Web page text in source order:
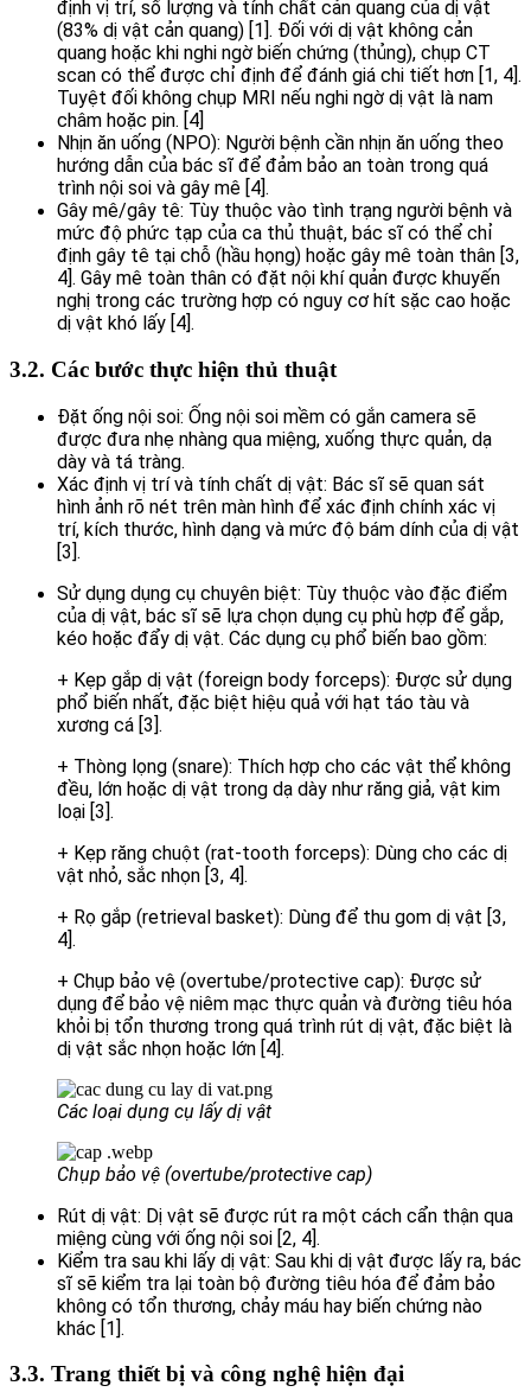
định vị trí, số lượng và tính chất cản quang của dị vật
(83% dị vật cản quang) [1]. Đối với dị vật không cản
quang hoặc khi nghi ngờ biến chứng (thủng), chụp CT
scan có thể được chỉ định để đánh giá chi tiết hơn [1, 4].
Tuyệt đối không chụp MRI nếu nghi ngờ dị vật là nam
châm hoặc pin. [4]
Nhịn ăn uống (NPO): Người bệnh cần nhịn ăn uống theo
hướng dẫn của bác sĩ để đảm bảo an toàn trong quá
trình nội soi và gây mê [4].
Gây mê/gây tê: Tùy thuộc vào tình trạng người bệnh và
mức độ phức tạp của ca thủ thuật, bác sĩ có thể chỉ
định gây tê tại chỗ (hầu họng) hoặc gây mê toàn thân [3,
4]. Gây mê toàn thân có đặt nội khí quản được khuyến
nghị trong các trường hợp có nguy cơ hít sặc cao hoặc
dị vật khó lấy [4].
3.2. Các bước thực hiện thủ thuật
Đặt ống nội soi: Ống nội soi mềm có gắn camera sẽ
được đưa nhẹ nhàng qua miệng, xuống thực quản, dạ
dày và tá tràng.
Xác định vị trí và tính chất dị vật: Bác sĩ sẽ quan sát
hình ảnh rõ nét trên màn hình để xác định chính xác vị
trí, kích thước, hình dạng và mức độ bám dính của dị vật
[3].
Sử dụng dụng cụ chuyên biệt: Tùy thuộc vào đặc điểm
của dị vật, bác sĩ sẽ lựa chọn dụng cụ phù hợp để gắp,
kéo hoặc đẩy dị vật. Các dụng cụ phổ biến bao gồm:
+ Kẹp gắp dị vật (foreign body forceps): Được sử dụng
phổ biến nhất, đặc biệt hiệu quả với hạt táo tàu và
xương cá [3].
+ Thòng lọng (snare): Thích hợp cho các vật thể không
đều, lớn hoặc dị vật trong dạ dày như răng giả, vật kim
loại [3].
+ Kẹp răng chuột (rat-tooth forceps): Dùng cho các dị
vật nhỏ, sắc nhọn [3, 4].
+ Rọ gắp (retrieval basket): Dùng để thu gom dị vật [3,
4].
+ Chụp bảo vệ (overtube/protective cap): Được sử
dụng để bảo vệ niêm mạc thực quản và đường tiêu hóa
khỏi bị tổn thương trong quá trình rút dị vật, đặc biệt là
dị vật sắc nhọn hoặc lớn [4].
Các loại dụng cụ lấy dị vật
Chụp bảo vệ (overtube/protective cap)
Rút dị vật: Dị vật sẽ được rút ra một cách cẩn thận qua
miệng cùng với ống nội soi [2, 4].
Kiểm tra sau khi lấy dị vật: Sau khi dị vật được lấy ra, bác
sĩ sẽ kiểm tra lại toàn bộ đường tiêu hóa để đảm bảo
không có tổn thương, chảy máu hay biến chứng nào
khác [1].
3.3. Trang thiết bị và công nghệ hiện đại